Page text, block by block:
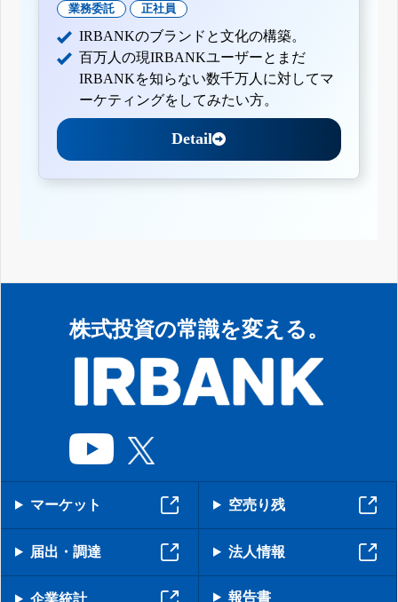
業務委託 正社員
IRBANKのブランドと文化の構築。
百万人の現IRBANKユーザーとまだ
IRBANKを知らない数千万人に対してマ
ーケティングをしてみたい方。
Detail
株式投資の常識を変える。
マーケット 空売り残
届出・調達 法人情報
企業統計 報告書